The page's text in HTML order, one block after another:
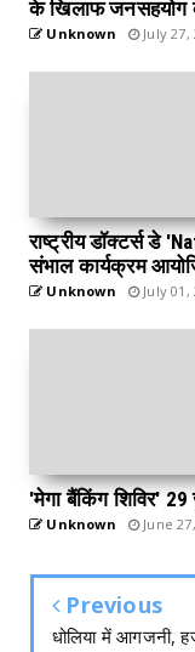
के खिलाफ जनसहयोग
Unknown July 27,
राष्ट्रीय डॉक्टर्स डे
संभाल कार्यक्रम
Unknown July 01,
'मेगा बैंकिंग शिविर'
Unknown June
Previous
धोलिया में आगजनी,